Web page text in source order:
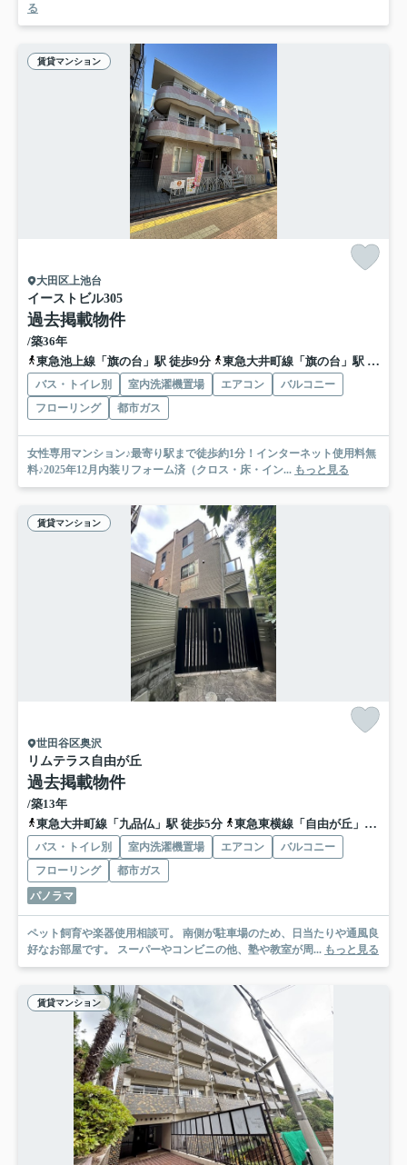
る
賃貸マンション
大田区上池台
イーストビル305
過去掲載物件
/築36年
東急池上線「旗の台」駅 徒歩9分
東急大井町線「旗の台」駅 徒歩9分
バス・トイレ別 室内洗濯機置場 エアコン
バルコニー
フローリング
都市ガス
女性専用マンション♪最寄り駅まで徒歩約1分！インターネット使用料無
料♪2025年12月内装リフォーム済（クロス・床・イン... もっと見る
賃貸マンション
世田谷区奥沢
リムテラス自由が丘
過去掲載物件
/築13年
東急大井町線「九品仏」駅 徒歩5分
東急東横線「自由が丘」駅 徒歩6分
バス・トイレ別 室内洗濯機置場 エアコン
バルコニー
フローリング
都市ガス
パノラマ
ペット飼育や楽器使用相談可。 南側が駐車場のため、日当たりや通風良
好なお部屋です。 スーパーやコンビニの他、塾や教室が周... もっと見る
賃貸マンション